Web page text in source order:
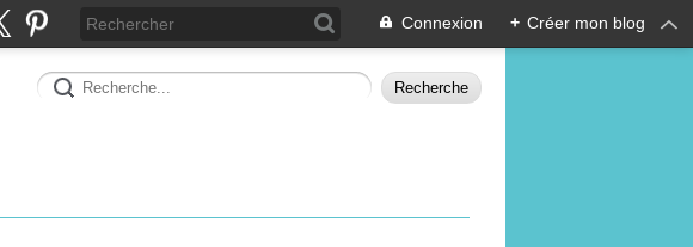
Connexion + Créer mon blog